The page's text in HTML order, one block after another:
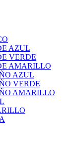
AZUL
VERDE
AMARILLO
AZUL
VERDE
AMARILLO